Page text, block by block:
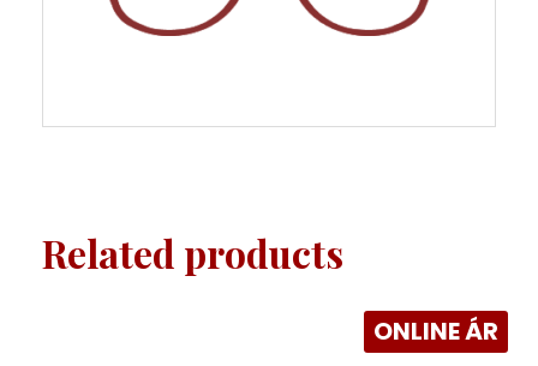
Related products
ONLINE ÁR